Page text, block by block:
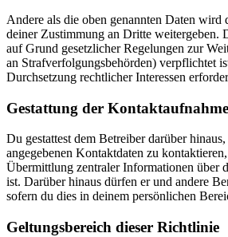
Andere als die oben genannten Daten wird
deiner Zustimmung an Dritte weitergeben.
auf Grund gesetzlicher Regelungen zur
an Strafverfolgungsbehörden) verpflichtet
Durchsetzung rechtlicher Interessen
Gestattung der Kontaktaufnahme
Du gestattest dem Betreiber darüber
angegebenen Kontaktdaten zu
Übermittlung zentraler Informationen über
ist. Darüber hinaus dürfen er und andere
sofern du dies in deinem persönlichen
Geltungsbereich dieser Richtlinie